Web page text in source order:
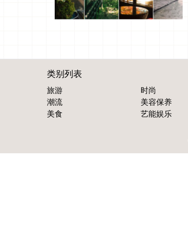
类别列表
旅游
时尚
潮流
美容保养
美食
艺能娱乐